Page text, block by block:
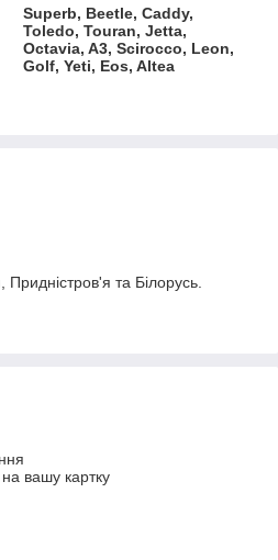
Superb, Beetle, Caddy,
Toledo, Touran, Jetta,
Octavia, A3, Scirocco, Leon,
Golf, Yeti, Eos, Altea
Придністров'я та Білорусь.
вашу картку